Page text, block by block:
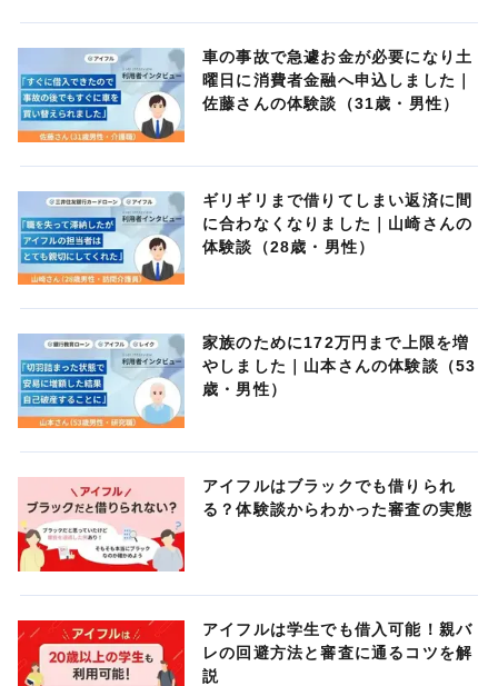
車の事故で急遽お金が必要になり土
曜日に消費者金融へ申込しました｜
佐藤さんの体験談（31歳・男性）
ギリギリまで借りてしまい返済に間
に合わなくなりました｜山崎さんの
体験談（28歳・男性）
家族のために172万円まで上限を増
やしました｜山本さんの体験談（53
歳・男性）
アイフルはブラックでも借りられ
る？体験談からわかった審査の実態
アイフルは学生でも借入可能！親バ
レの回避方法と審査に通るコツを解
説